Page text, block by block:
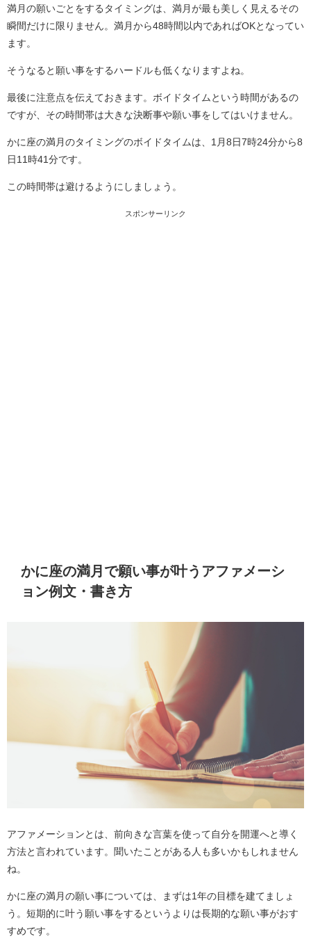
満月の願いごとをするタイミングは、満月が最も美しく見えるその
瞬間だけに限りません。満月から48時間以内であればOKとなってい
ます。
そうなると願い事をするハードルも低くなりますよね。
最後に注意点を伝えておきます。ボイドタイムという時間があるの
ですが、その時間帯は大きな決断事や願い事をしてはいけません。
かに座の満月のタイミングのボイドタイムは、1月8日7時24分から8
日11時41分です。
この時間帯は避けるようにしましょう。
スポンサーリンク
かに座の満月で願い事が叶うアファメーシ
ョン例文・書き方
アファメーションとは、前向きな言葉を使って自分を開運へと導く
方法と言われています。聞いたことがある人も多いかもしれません
ね。
かに座の満月の願い事については、まずは1年の目標を建てましょ
う。短期的に叶う願い事をするというよりは長期的な願い事がおす
すめです。